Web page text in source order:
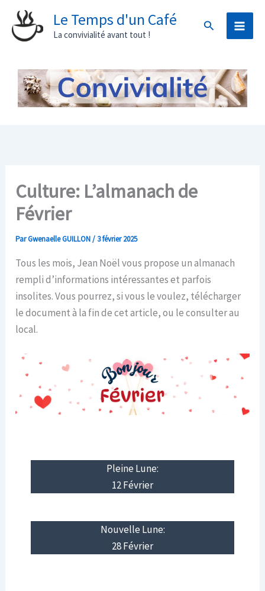
Aller
contenu
Le Temps d'un Café
La convivialité avant tout !
Rechercher
Culture: L’almanach de
Février
ParGwenaelle GUILLON/ 3 février 2025
Tous les mois, Jean Noël vous propose un almanach
rempli d’informations intéressantes et parfois
insolites. Vous pourrez, si vous le voulez, télécharger
le document à la fin de cet article, ou le consulter au
local.
Pleine Lune:
12 Février
Nouvelle Lune:
28 Février